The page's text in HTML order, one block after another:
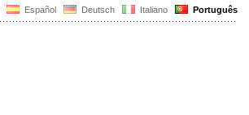
Español Deutsch Italiano Português